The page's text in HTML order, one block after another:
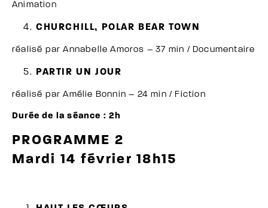
Animation
CHURCHILL, POLAR BEAR TOWN
réalisé par Annabelle Amoros – 37 min / Documentaire
PARTIR UN JOUR
réalisé par Amélie Bonnin – 24 min / Fiction
Durée de la séance : 2h
PROGRAMME 2
Mardi 14 février 18h15